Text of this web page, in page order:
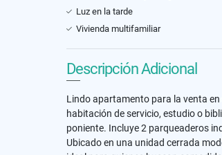
Luz en la tarde
Vivienda multifamiliar
Descripción Adicional
Lindo apartamento para la venta
habitación de servicio, estudio o
poniente. Incluye 2 parqueaderos
Ubicado en una unidad cerrada